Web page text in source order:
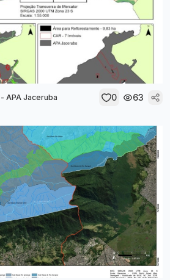
APA Jaceruba 0 63